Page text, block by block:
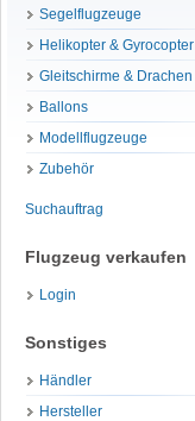
Segelflugzeuge
Helikopter & Gyrocopter
Gleitschirme & Drachen
Ballons
Modellflugzeuge
Zubehör
Suchauftrag
Flugzeug verkaufen
Login
Sonstiges
Händler
Hersteller